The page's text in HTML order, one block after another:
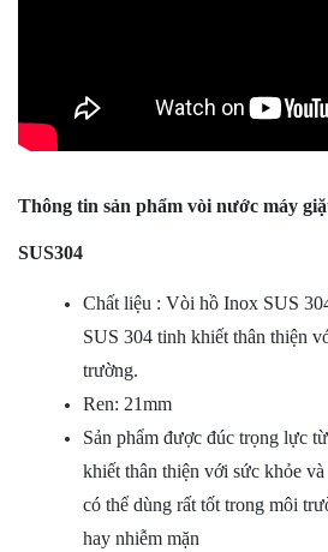
Thông tin sản phẩm vòi nước máy
SUS304
Chất liệu : Vòi hồ Inox SUS
SUS 304 tinh khiết thân thiện
trường.
Ren: 21mm
Sản phẩm được đúc trọng lực
khiết thân thiện với sức khỏe
có thể dùng rất tốt trong môi
hay nhiễm mặn